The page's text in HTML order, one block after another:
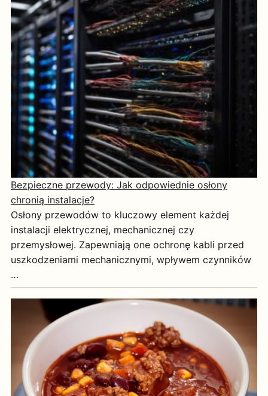
Bezpieczne przewody: Jak odpowiednie osłony
chronią instalacje?
Osłony przewodów to kluczowy element każdej
instalacji elektrycznej, mechanicznej czy
przemysłowej. Zapewniają one ochronę kabli przed
uszkodzeniami mechanicznymi, wpływem czynników
…